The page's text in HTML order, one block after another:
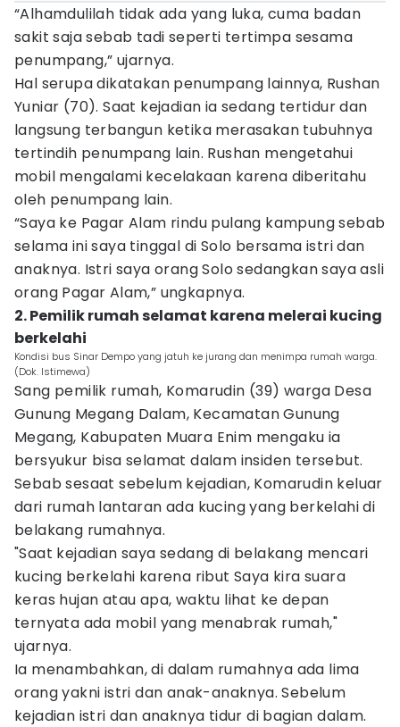
“Alhamdulilah tidak ada yang luka, cuma badan
sakit saja sebab tadi seperti tertimpa sesama
penumpang,” ujarnya.
Hal serupa dikatakan penumpang lainnya, Rushan
Yuniar (70). Saat kejadian ia sedang tertidur dan
langsung terbangun ketika merasakan tubuhnya
tertindih penumpang lain. Rushan mengetahui
mobil mengalami kecelakaan karena diberitahu
oleh penumpang lain.
“Saya ke Pagar Alam rindu pulang kampung sebab
selama ini saya tinggal di Solo bersama istri dan
anaknya. Istri saya orang Solo sedangkan saya asli
orang Pagar Alam,” ungkapnya.
2. Pemilik rumah selamat karena melerai kucing
berkelahi
Kondisi bus Sinar Dempo yang jatuh ke jurang dan menimpa rumah warga.
(Dok. Istimewa)
Sang pemilik rumah, Komarudin (39) warga Desa
Gunung Megang Dalam, Kecamatan Gunung
Megang, Kabupaten Muara Enim mengaku ia
bersyukur bisa selamat dalam insiden tersebut.
Sebab sesaat sebelum kejadian, Komarudin keluar
dari rumah lantaran ada kucing yang berkelahi di
belakang rumahnya.
"Saat kejadian saya sedang di belakang mencari
kucing berkelahi karena ribut Saya kira suara
keras hujan atau apa, waktu lihat ke depan
ternyata ada mobil yang menabrak rumah,"
ujarnya.
Ia menambahkan, di dalam rumahnya ada lima
orang yakni istri dan anak-anaknya. Sebelum
kejadian istri dan anaknya tidur di bagian dalam.